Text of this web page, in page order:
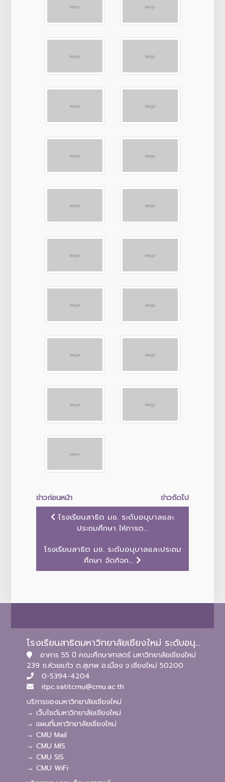
ข่าวก่อนหน้า
ข่าวถัดไป
โรงเรียนสาธิต มช. ระดับอนุบาลและ
ประถมศึกษา ให้การต...
โรงเรียนสาธิต มช. ระดับอนุบาลและประถม
ศึกษา จัดกิจก...
โรงเรียนสาธิตมหาวิทยาลัยเชียงใหม่ ระดับอนุบาลและประถมศึกษา
อาคาร 55 ปี คณะศึกษาศาสตร์ มหาวิทยาลัยเชียงใหม่
239 ถ.ห้วยแก้ว ต.สุเทพ อ.เมือง จ.เชียงใหม่ 50200
0-5394-4204
itpc.satitcmu@cmu.ac.th
บริการของมหาวิทยาลัยเชียงใหม่
→ เว็บไซต์มหาวิทยาลัยเชียงใหม่
→ แผนที่มหาวิทยาลัยเชียงใหม่
→ CMU Mail
→ CMU MIS
→ CMU SIS
→ CMU WiFi